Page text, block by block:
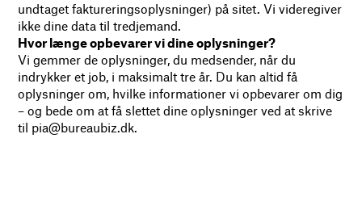
undtaget faktureringsoplysninger) på sitet. Vi videregiver
ikke dine data til tredjemand.
Hvor længe opbevarer vi dine oplysninger?
Vi gemmer de oplysninger, du medsender, når du
indrykker et job, i maksimalt tre år. Du kan altid få
oplysninger om, hvilke informationer vi opbevarer om dig
– og bede om at få slettet dine oplysninger ved at skrive
til pia@bureaubiz.dk.